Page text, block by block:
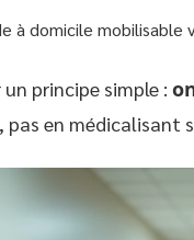
à domicile mobilisable
principe simple :
, pas en médicalisant